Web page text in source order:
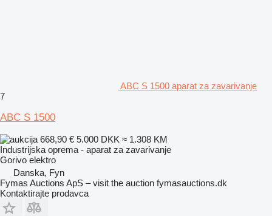
ABC S 1500 aparat za zavarivanje
7
ABC S 1500
668,90 € 5.000 DKK ≈ 1.308 KM
Industrijska oprema - aparat za zavarivanje
Gorivo elektro
Danska, Fyn
Fymas Auctions ApS – visit the auction fymasauctions.dk
Kontaktirajte prodavca